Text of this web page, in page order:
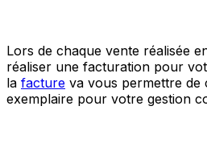
Lors de chaque vente réalisée
réaliser une facturation pour
la facture va vous permettre de
exemplaire pour votre gestion